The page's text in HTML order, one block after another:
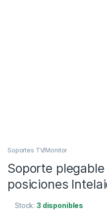
Soportes TV/Monitor
Soporte
posiciones
Stock:3 disponibles